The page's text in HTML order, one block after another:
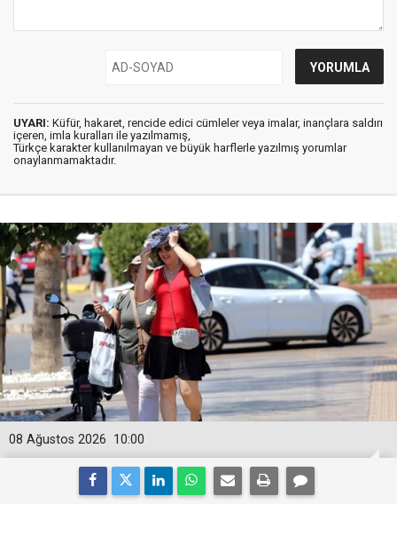
UYARI: Küfür, hakaret, rencide edici cümleler veya imalar, inançlara saldırı
içeren, imla kuralları ile yazılmamış,
Türkçe karakter kullanılmayan ve büyük harflerle yazılmış yorumlar
onaylanmamaktadır.
10:00
08 Ağustos 2026